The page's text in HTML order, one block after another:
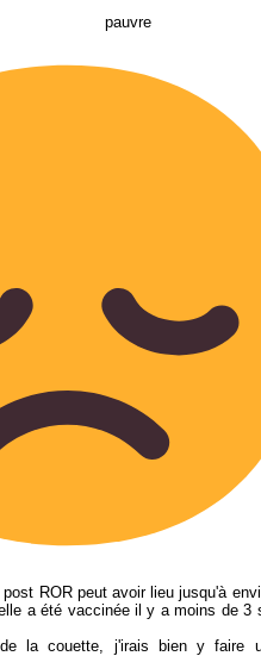
ROR peut avoir lieu jusqu'à
a été vaccinée il y a moins de 3
la couette, j'irais bien y faire